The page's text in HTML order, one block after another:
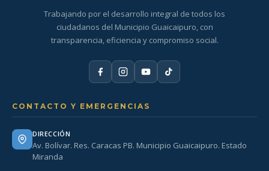
Trabajando por el desarrollo integral de todos los
ciudadanos del Municipio Guaicaipuro, con
transparencia, eficiencia y compromiso social.
CONTACTO Y EMERGENCIAS
DIRECCIÓN
Av. Bolívar. Res. Caracas PB. Municipio Guaicaipuro. Estado
Miranda